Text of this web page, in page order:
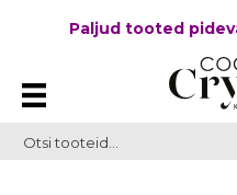
Paljud tooted